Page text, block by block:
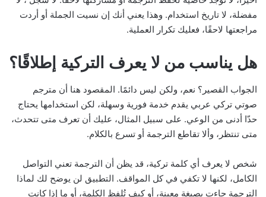
مفضلة، لا تاريخ استخدام. وهذا يعني أنك إن نسيت الجملة أو أردت
مراجعتها لاحقًا، فعليك تكرار العملية.
هل يناسب من لا يعرف التركية إطلاقًا؟
الجواب القصير؟ نعم، ولكن ليس دائمًا. المقصود هنا أن مترجم
صوتي تركي عربي يقدم خدمة فورية وسهلة، لكن استخدامها يحتاج
حدّا أدنى من الوعي. على سبيل المثال، عليك أن تعرف متى تتحدث،
متى تنتظر، وألا تقاطع الترجمة أو تسرع بالكلام.
شخص لا يعرف أي كلمة تركية، قد يظن أن الترجمة تعني التواصل
الكامل، لكنها لا تكفي في كل المواقف. التطبيق لن يوضح لك لماذا
الترجمة جاءت بصيغة معينة، أو كيف تُلفظ الكلمة، أو ما إذا كانت